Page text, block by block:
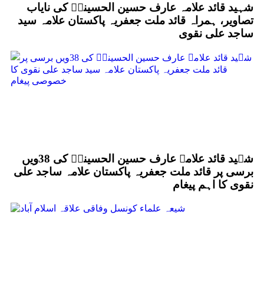
شہید قائد علامہ عارف حسین الحسینیؒ کی نایاب
تصاویر، ہمراہ قائد ملت جعفریہ پاکستان علامہ سید
ساجد علی نقوی
شہید قائد علامہ عارف حسین الحسینیؒ کی 38ویں
برسی پر قائد ملت جعفریہ پاکستان علامہ ساجد علی
نقوی کا اہم پیغام